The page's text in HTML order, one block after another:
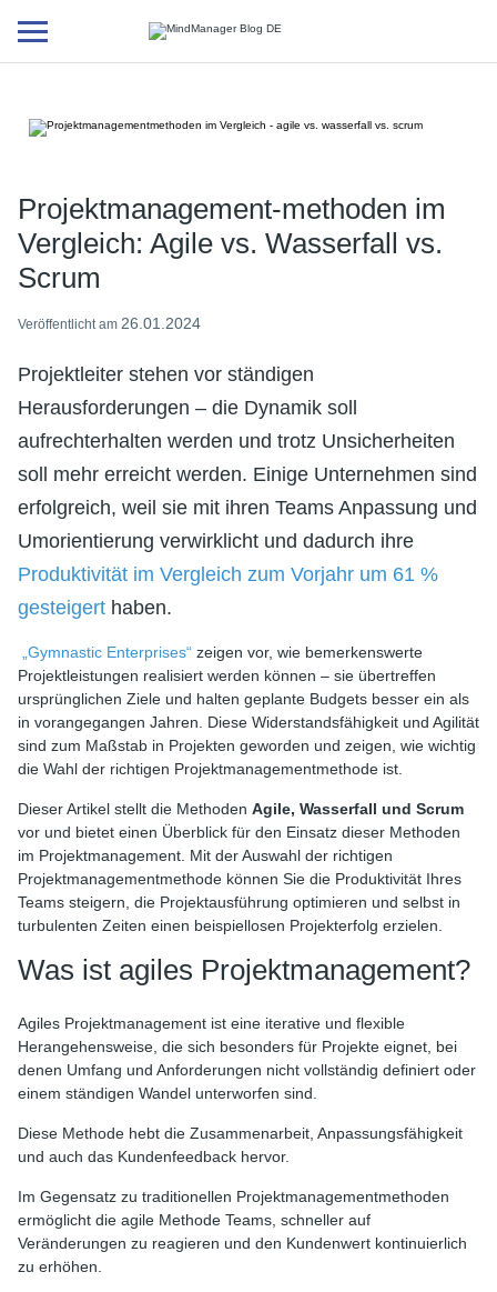
Additional
menu
Projektmanagement-methoden im
Vergleich: Agile vs. Wasserfall vs.
Scrum
Veröffentlicht am 26.01.2024
Projektleiter stehen vor ständigen
Herausforderungen – die Dynamik soll
aufrechterhalten werden und trotz Unsicherheiten
soll mehr erreicht werden. Einige Unternehmen sind
erfolgreich, weil sie mit ihren Teams Anpassung und
Umorientierung verwirklicht und dadurch ihre
Produktivität im Vergleich zum Vorjahr um 61 %
gesteigert haben.
„Gymnastic Enterprises“ zeigen vor, wie bemerkenswerte
Projektleistungen realisiert werden können – sie übertreffen
ursprünglichen Ziele und halten geplante Budgets besser ein als
in vorangegangen Jahren. Diese Widerstandsfähigkeit und Agilität
sind zum Maßstab in Projekten geworden und zeigen, wie wichtig
die Wahl der richtigen Projektmanagementmethode ist.
Dieser Artikel stellt die Methoden Agile, Wasserfall und Scrum
vor und bietet einen Überblick für den Einsatz dieser Methoden
im Projektmanagement. Mit der Auswahl der richtigen
Projektmanagementmethode können Sie die Produktivität Ihres
Teams steigern, die Projektausführung optimieren und selbst in
turbulenten Zeiten einen beispiellosen Projekterfolg erzielen.
Was ist agiles Projektmanagement?
Agiles Projektmanagement ist eine iterative und flexible
Herangehensweise, die sich besonders für Projekte eignet, bei
denen Umfang und Anforderungen nicht vollständig definiert oder
einem ständigen Wandel unterworfen sind.
Diese Methode hebt die Zusammenarbeit, Anpassungsfähigkeit
und auch das Kundenfeedback hervor.
Im Gegensatz zu traditionellen Projektmanagementmethoden
ermöglicht die agile Methode Teams, schneller auf
Veränderungen zu reagieren und den Kundenwert kontinuierlich
zu erhöhen.